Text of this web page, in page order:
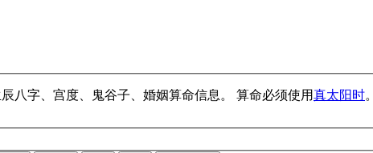
八字、宫度、鬼谷子、婚姻算命信息。 算命必须使用真太阳时。